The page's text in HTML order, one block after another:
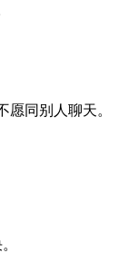
愿同别人聊天。